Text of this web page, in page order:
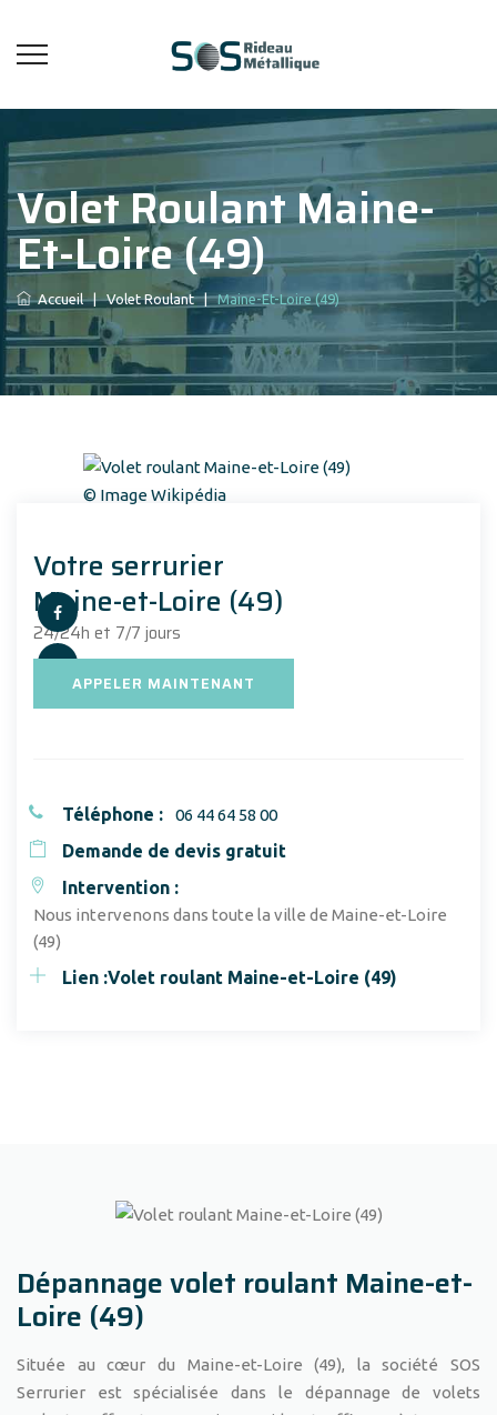
Volet Roulant Maine-
Et-Loire (49)
Accueil | Volet Roulant | Maine-Et-Loire (49)
© Image Wikipédia
Votre serrurier
Maine-et-Loire (49)
24/24h et 7/7 jours
APPELER MAINTENANT
Téléphone : 06 44 64 58 00
Demande de devis gratuit
Intervention :
Nous intervenons dans toute la ville de Maine-et-Loire
(49)
Lien :Volet roulant Maine-et-Loire (49)
Dépannage volet roulant Maine-et-
Loire (49)
Située au cœur du Maine-et-Loire (49), la société SOS
Serrurier est spécialisée dans le dépannage de volets